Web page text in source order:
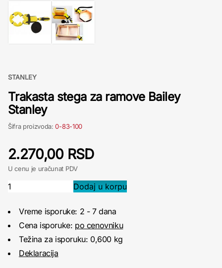
STANLEY
Trakasta stega za ramove Bailey
Stanley
Šifra proizvoda:0-83-100
2.270,00 RSD
U cenu je uračunat PDV
Vreme isporuke: 2 - 7 dana
Cena isporuke: po cenovniku
Težina za isporuku: 0,600 kg
Deklaracija